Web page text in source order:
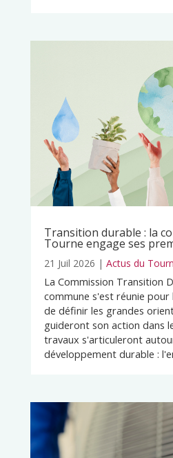
Transition durable : la
Tourne engage ses
21 Juil 2026 | Actus du
La Commission Transition
commune s'est réunie
de définir les grandes
guideront son action dans
travaux s'articuleront
développement durable :